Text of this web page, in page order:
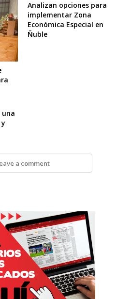
Analizan opciones para
implementar Zona
Económica Especial en
Ñuble
una
a comment